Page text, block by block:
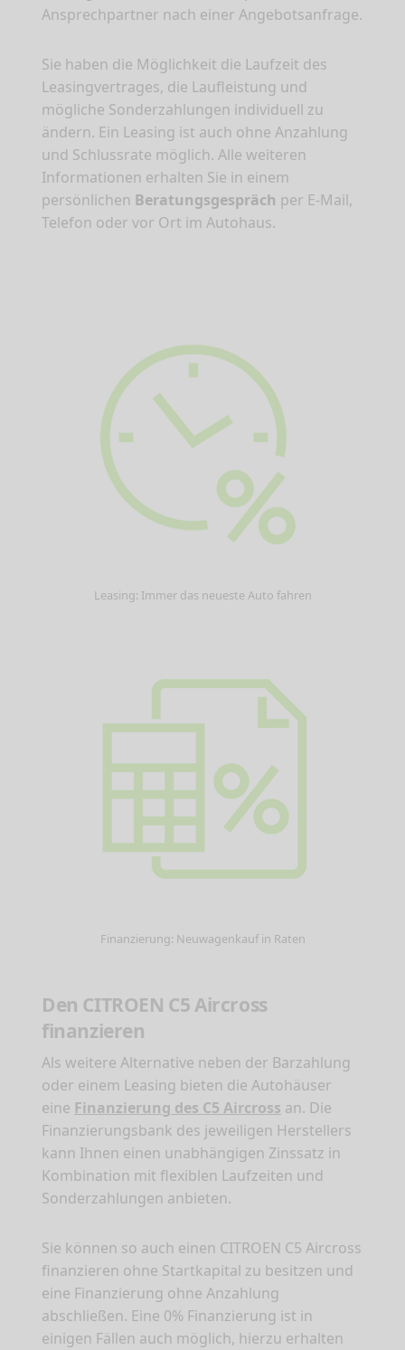
Ansprechpartner nach einer Angebotsanfrage.
Sie haben die Möglichkeit die Laufzeit des
Leasingvertrages, die Laufleistung und
mögliche Sonderzahlungen individuell zu
ändern. Ein Leasing ist auch ohne Anzahlung
und Schlussrate möglich. Alle weiteren
Informationen erhalten Sie in einem
persönlichen Beratungsgespräch per E-Mail,
Telefon oder vor Ort im Autohaus.
Leasing: Immer das neueste Auto fahren
Finanzierung: Neuwagenkauf in Raten
Den CITROEN C5 Aircross
finanzieren
Als weitere Alternative neben der Barzahlung
oder einem Leasing bieten die Autohäuser
eine Finanzierung des C5 Aircross an. Die
Finanzierungsbank des jeweiligen Herstellers
kann Ihnen einen unabhängigen Zinssatz in
Kombination mit flexiblen Laufzeiten und
Sonderzahlungen anbieten.
Sie können so auch einen CITROEN C5 Aircross
finanzieren ohne Startkapital zu besitzen und
eine Finanzierung ohne Anzahlung
abschließen. Eine 0% Finanzierung ist in
einigen Fällen auch möglich, hierzu erhalten